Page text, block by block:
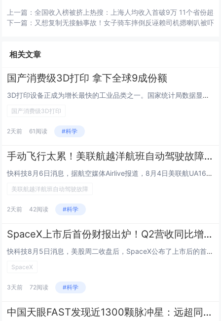
上一篇：全国收入榜被挤上热搜：上海人均收入首破9万 11个省份超4
下一篇： 又想复制无接触事故！女子骑车摔倒反诬赖司机摁喇叭被吓
相关文章
国产消费级3D打印 拿下全球9成份额
3D打印设备正成为增长最快的工业品类之一。国家统计局数据显示，2026年上半年，国内3D打印设备产量同比增长48.5%，...
国产消费级3D打印
2天前 61阅读 #科学
手动飞行太累！美联航越洋航班自动驾驶故障 机长选择中途备降
快科技8月6日消息，据航空媒体Airlive报道，8月4日美联航UA169航班在飞越大西洋期间因自动驾驶系统故障，紧急备...
美联航越洋航班自动驾驶故障
2天前 42阅读 #科学
SpaceX上市后首份财报出炉！Q2营收同比增长92% 星链成唯一盈利部门
快科技8月5日消息，美股周二收盘后，SpaceX公布了上市后的首份财报。财报显示，受益于星链卫星互联网业务以及AI业务的...
SpaceX
3天前 72阅读 #科学
中国天眼FAST发现近1300颗脉冲星：远超同期国际其他望远镜总和